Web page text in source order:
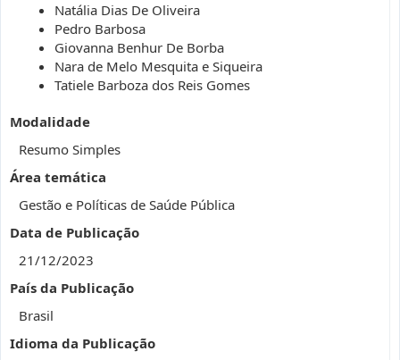
Natália Dias De Oliveira
Pedro Barbosa
Giovanna Benhur De Borba
Nara de Melo Mesquita e Siqueira
Tatiele Barboza dos Reis Gomes
Modalidade
Resumo Simples
Área temática
Gestão e Políticas de Saúde Pública
Data de Publicação
21/12/2023
País da Publicação
Brasil
Idioma da Publicação